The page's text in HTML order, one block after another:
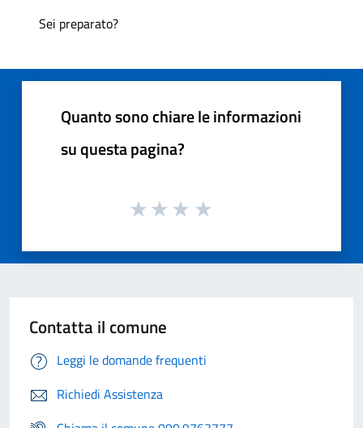
Sei preparato?
Quanto sono chiare le informazioni
su questa pagina?
Contatta il comune
Leggi le domande frequenti
Richiedi Assistenza